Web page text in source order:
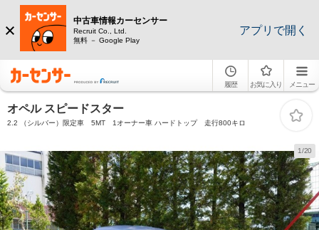
中古車情報カーセンサー
Recruit Co., Ltd.
無料 － Google Play
アプリで開く
履歴 お気に入り メニュー
オペル スピードスター
2.2 （シルバー）限定車 5MT 1オーナー車 ハードトップ 走行800キロ
1/20